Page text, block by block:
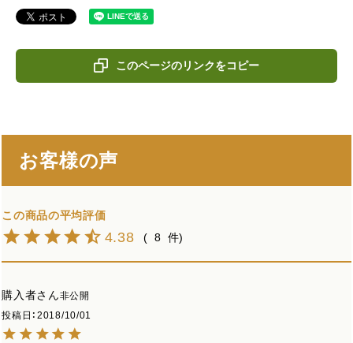
このページのリンクをコピー
お客様の声
4.38 8
購入者
非公開
投稿日
2018/10/01